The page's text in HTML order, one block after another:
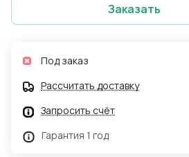
Заказать
Под заказ
Рассчитать доставку
Запросить счёт
Гарантия 1 год